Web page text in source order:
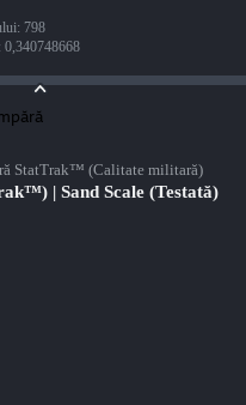
: 798
0,340748668
StatTrak™ (Calitate militară)
| Sand Scale (Testată)